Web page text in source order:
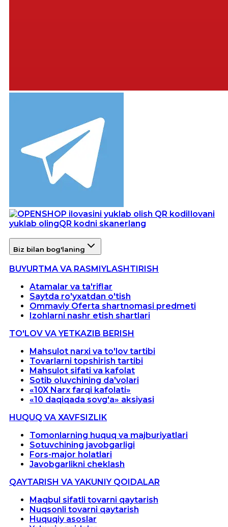
Ilovani
yuklab olingQR kodni skanerlang
Biz bilan bog'laning
BUYURTMA VA RASMIYLASHTIRISH
Atamalar va ta'riflar
Saytda ro'yxatdan o'tish
Ommaviy Oferta shartnomasi predmeti
Izohlarni nashr etish shartlari
TO'LOV VA YETKAZIB BERISH
Mahsulot narxi va to'lov tartibi
Tovarlarni topshirish tartibi
Mahsulot sifati va kafolat
Sotib oluvchining da'volari
«10X Narx farqi kafolati»
«10 daqiqada sovg'a» aksiyasi
HUQUQ VA XAVFSIZLIK
Tomonlarning huquq va majburiyatlari
Sotuvchining javobgarligi
Fors-major holatlari
Javobgarlikni cheklash
QAYTARISH VA YAKUNIY QOIDALAR
Maqbul sifatli tovarni qaytarish
Nuqsonli tovarni qaytarish
Huquqiy asoslar